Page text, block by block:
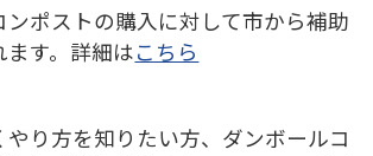
ンポストの購入に対して市から補助
ます。詳細は こちら
やり方を知りたい方、ダンボールコ